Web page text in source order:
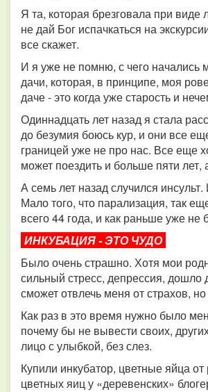
Я та, которая брезговала при
не дай Бог испачкаться на
все скажет.
И я уже не помню, с чего
дачи, которая, в принципе, моя
даче - это когда уже старость и
Одиннадцать лет назад я стала
до безумия боюсь кур, и они все
границей уже не про нас. Все еще
может поездить и больше пяти
А семь лет назад случился
Мало того, что парализация, так
всего 44 года, и как раньше уже не
ИНКУБАЦИЯ - ЭТО ЧУДО
Было очень страшно. Хотя мои
сильный стресс, депрессия, дошло
сможет отвлечь меня от страхов, но
Как раз в это время нужно было
почему бы не вывести своих,
лицо с улыбкой, без слез.
Купили инкубатор, цветные яйца
цветных яиц у «деревенских»